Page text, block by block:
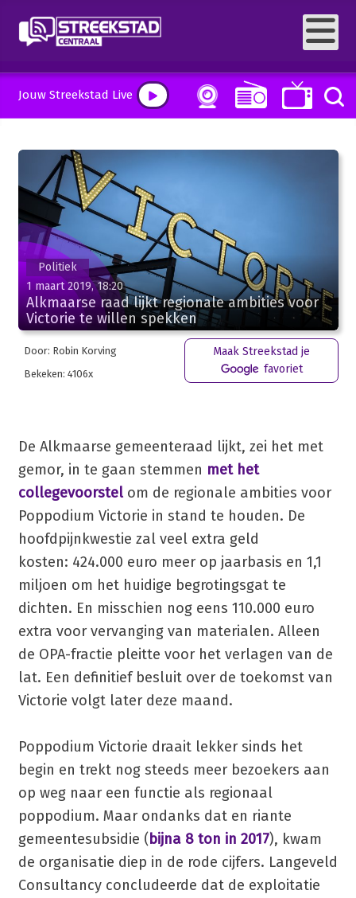
Jouw Streekstad Live
Politiek
1 maart 2019, 18:20
Alkmaarse raad lijkt regionale ambities voor
Victorie te willen spekken
Door: Robin Korving
Bekeken: 4106x
Maak Streekstad je
favoriet
De Alkmaarse gemeenteraad lijkt, zei het met
gemor, in te gaan stemmen met het
collegevoorstelom de regionale ambities voor
Poppodium Victorie in stand te houden. De
hoofdpijnkwestie zal veel extra geld
kosten: 424.000 euro meer op jaarbasis en 1,1
miljoen om het huidige begrotingsgat te
dichten. En misschien nog eens 110.000 euro
extra voor vervanging van materialen. Alleen
de OPA-fractie pleitte voor het verlagen van de
lat. Een definitief besluit over de toekomst van
Victorie volgt later deze maand.
Poppodium Victorie draait lekker sinds het
begin en trekt nog steeds meer bezoekers aan
op weg naar een functie als regionaal
poppodium. Maar ondanks dat en riante
gemeentesubsidie (bijna 8 ton in 2017), kwam
de organisatie diep in de rode cijfers. Langeveld
Consultancy concludeerde dat de exploitatie